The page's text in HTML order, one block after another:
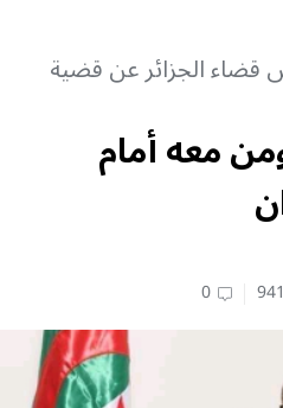
قضاء الجزائر عن قضية
معه أمام
941
0